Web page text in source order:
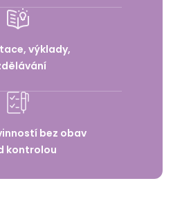
výklady,
bez obav
kontrolou